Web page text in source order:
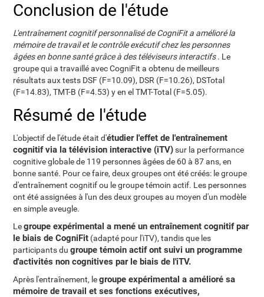
Conclusion de l'étude
L'entraînement cognitif personnalisé de CogniFit a amélioré la
mémoire de travail et le contrôle exécutif chez les personnes
âgées en bonne santé grâce à des téléviseurs interactifs. Le
groupe qui a travaillé avec CogniFit a obtenu de meilleurs
résultats aux tests DSF (F=10.09), DSR (F=10.26), DSTotal
(F=14.83), TMT-B (F=4.53) y en el TMT-Total (F=5.05).
Résumé de l'étude
L'objectif de l'étude était d'étudier l'effet de l'entraînement
cognitif via la télévision interactive (iTV)sur la performance
cognitive globale de 119 personnes âgées de 60 à 87 ans, en
bonne santé. Pour ce faire, deux groupes ont été créés: le groupe
d'entraînement cognitif ou le groupe témoin actif. Les personnes
ont été assignées à l'un des deux groupes au moyen d'un modèle
en simple aveugle.
Legroupe expérimental a mené un entraînement cognitif par
le biais de CogniFit (adapté pour l'iTV), tandis que les
participants dugroupe témoin actif ont suivi un programme
d'activités non cognitives par le biais de l'iTV.
Après l'entraînement, legroupe expérimental a amélioré sa
mémoire de travail et ses fonctions exécutives,